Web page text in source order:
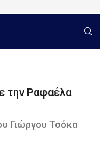
την Ραφαέλα
Γιώργου Τσόκα